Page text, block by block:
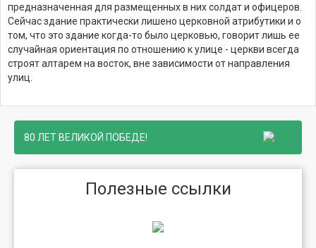
предназначенная для размещенных в них солдат и офицеров.
Сейчас здание практически лишено церковной атрибутики и о
том, что это здание когда-то было церковью, говорит лишь ее
случайная ориентация по отношению к улице - церкви всегда
строят алтарем на восток, вне зависимости от направления
улиц.
80 ЛЕТ ВЕЛИКОЙ ПОБЕДЕ!
Полезные ссылки